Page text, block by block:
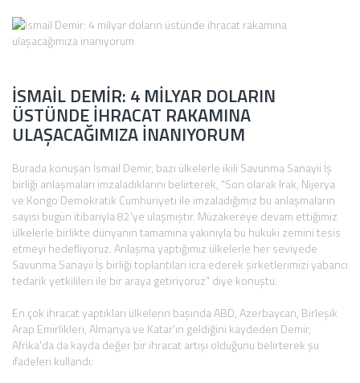
İSMAIL DEMIR: 4 MILYAR DOLARIN
ÜSTÜNDE IHRACAT RAKAMINA
ULAŞACAĞIMIZA INANIYORUM
Burada konuşan İsmail Demir, bazı ülkelerle ikili Savunma Sanayii İş
birliği anlaşmaları imzaladıklarını belirterek, "Son olarak Irak, Nijerya
ve Kongo Demokratik Cumhuriyeti ile imzaladığımız bu anlaşmaların
sayısı bugün itibarıyla 82'ye ulaşmıştır. Müzakereye devam ettiğimiz
ülkelerle birlikte dünyanın tamamına yakınıyla bu hukuki zemini tesis
etmeyi hedefliyoruz. Anlaşma yaptığımız ülkelerle her seviyede
Savunma Sanayii İş birliği toplantıları icra ederek şirketlerimizi yabancı
tedarik yetkilileri ile bir araya getiriyoruz" diye konuştu.
En çok ihracat yaptıkları ülkelerin başında ABD, Azerbaycan, Birleşik
Arap Emirlikleri, Almanya ve Katar'ın geldiğini kaydeden Demir,
Afrika'da da kayda değer bir ihracat artışı olduğunu belirterek şu
ifadeleri kullandı: